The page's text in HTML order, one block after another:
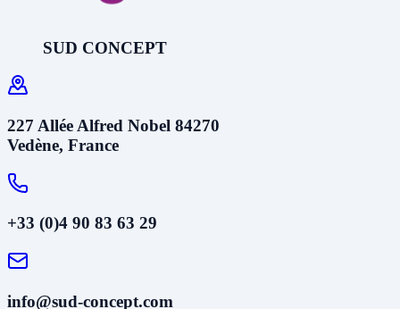
SUD CONCEPT
227 Allée Alfred Nobel 84270
Vedène, France
+33 (0)4 90 83 63 29
info@sud-concept.com